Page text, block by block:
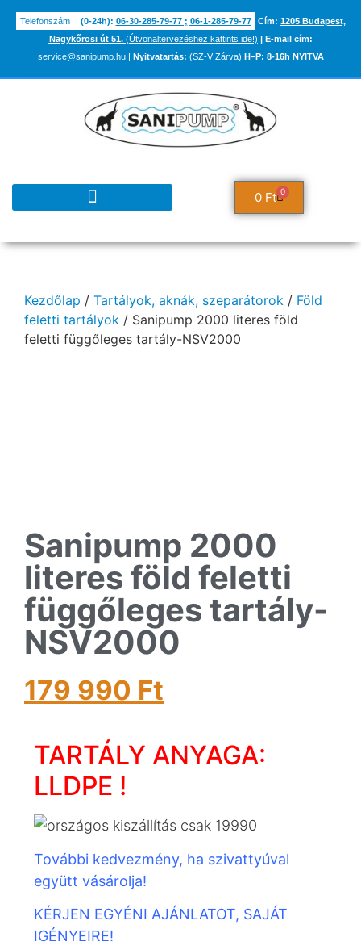
Telefonszám (0-24h): 06-30-285-79-77; 06-1-285-79-77 Cím: 1205 Budapest,
Nagykőrösi út 51.(Útvonaltervezéshez kattints ide!) | E-mail cím:
service@sanipump.hu| Nyitvatartás: (SZ-V Zárva) H–P: 8-16h NYITVA
0 Ft 0
Kezdőlap / Tartályok, aknák, szeparátorok / Föld
feletti tartályok / Sanipump 2000 literes föld
feletti függőleges tartály-NSV2000
Sanipump 2000
literes föld feletti
függőleges tartály-
NSV2000
179 990 Ft
TARTÁLY ANYAGA:
LLDPE !
További kedvezmény, ha szivattyúval
együtt vásárolja!
KÉRJEN EGYÉNI AJÁNLATOT, SAJÁT
IGÉNYEIRE!